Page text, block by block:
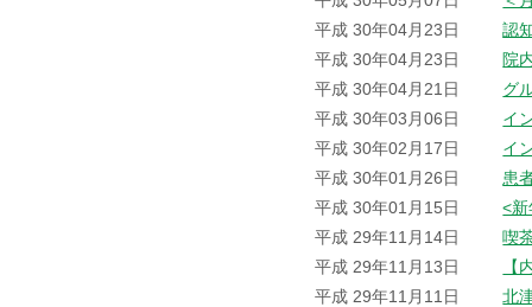
平成 30年04月23日
認
平成 30年04月23日
院
平成 30年04月21日
グ
平成 30年03月06日
イ
平成 30年02月17日
イ
平成 30年01月26日
患
平成 30年01月15日
<
平成 29年11月14日
喫
平成 29年11月13日
【
平成 29年11月11日
北